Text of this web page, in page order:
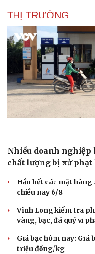
Dinh dưỡng - món ngon
Cây thuốc
THỊ TRƯỜNG
Nhiều doanh nghiệp
chất lượng bị xử phạt
Hầu hết các mặt hàng
chiều nay 6/8
Vĩnh Long kiểm tra
vàng, bạc, đá quý vi
Giá bạc hôm nay: Giá
triệu đồng/kg